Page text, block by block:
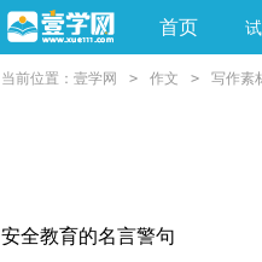
首页
阅读理
当前位置： 壹学网 > 作文 > 写作素
安全教育的名言警句